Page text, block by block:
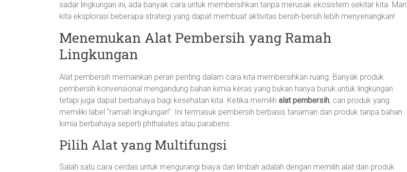
sadar lingkungan ini, ada banyak cara untuk membersihkan tanpa merusak ekosistem sekitar kita. Mari
kita eksplorasi beberapa strategi yang dapat membuat aktivitas bersih-bersih lebih menyenangkan!
Menemukan Alat Pembersih yang Ramah
Lingkungan
Alat pembersih memainkan peran penting dalam cara kita membersihkan ruang. Banyak produk
pembersih konvensional mengandung bahan kimia keras yang bukan hanya buruk untuk lingkungan
tetapi juga dapat berbahaya bagi kesehatan kita. Ketika memilih alat pembersih, cari produk yang
memiliki label “ramah lingkungan”. Ini termasuk pembersih berbasis tanaman dan produk tanpa bahan
kimia berbahaya seperti phthalates atau parabens.
Pilih Alat yang Multifungsi
Salah satu cara cerdas untuk mengurangi biaya dan limbah adalah dengan memilih alat dan produk